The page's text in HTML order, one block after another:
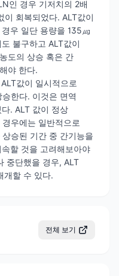
인 경우 기저치의 2배
이 회복되었다. ALT값이
우 일단 용량을 135㎍
불구하고 ALT값이
도의 상승 혹은 간
야 한다.
값이 일시적으로
한다. 이것은 면역
. ALT 값이 정상
우에는 일반적으로
승된 기간 중 간기능을
할 것을 고려해보아야
중단했을 경우, ALT
개할 수 있다.
전체 보기